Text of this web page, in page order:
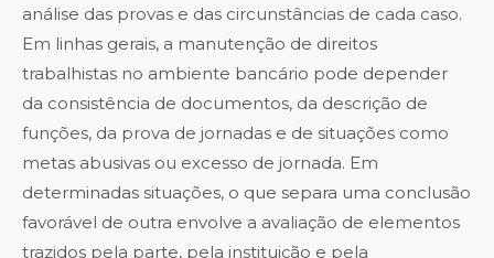
análise das provas e das circunstâncias de cada caso.
Em linhas gerais, a manutenção de direitos
trabalhistas no ambiente bancário pode depender
da consistência de documentos, da descrição de
funções, da prova de jornadas e de situações como
metas abusivas ou excesso de jornada. Em
determinadas situações, o que separa uma conclusão
favorável de outra envolve a avaliação de elementos
trazidos pela parte, pela instituição e pela